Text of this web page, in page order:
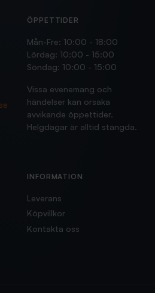
ÖPPETTIDER
Mån-Fre: 10:00 - 18:00
Lördag: 10:00 - 15:00
Söndag: 10:00 - 15:00
Vissa evenemang och
händelser kan orsaka
avvikande öppettider.
Helgdagar är alltid stängda.
INFORMATION
Leverans
Köpvillkor
Kontakta oss